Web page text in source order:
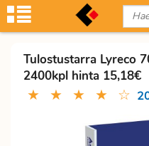
Tulostustarra Lyreco
2400kpl hinta 15,18€
★ ★ ★ ★ ☆